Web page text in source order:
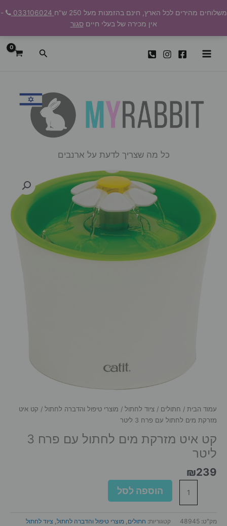
לתוכן
משלוחים מהירים לכל הארץ, חינם בהזמנות מעל 250 ש"ח
-
אין מכירה של בעלי חייםסגור
חיפוש
כל מה שצריך לדעת על ארנבים
עמוד הבית / חתולים / ציוד לחתול / מוצרי טיפול והדברה לחתול / קט איט
מזרקת מים לחתול עם פרח 3 ליטר
קט איט מזרקת מים לחתול עם פרח 3
ליטר
₪239
איט
הוספה לסל
מק"ט: 48945 קטגוריות: חתולים, מוצרי טיפול והדברה לחתול, ציוד לחתול